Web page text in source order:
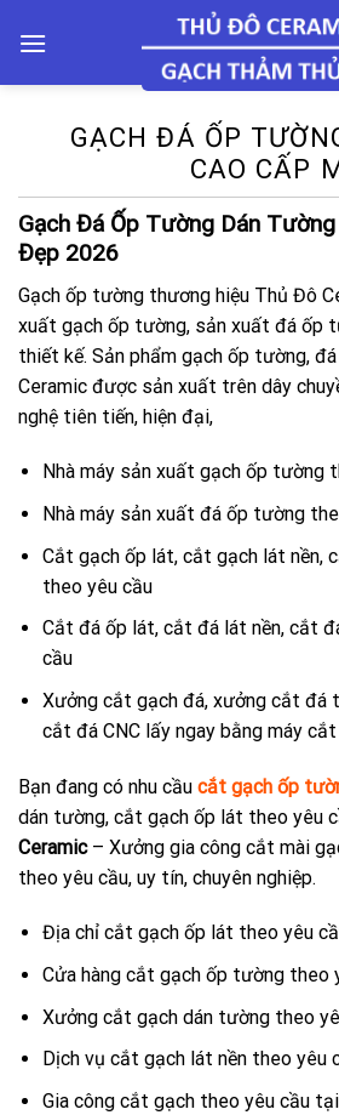
GẠCH ĐÁ ỐP
CAO CẤP
Gạch Đá Ốp Tường Dán
Đẹp 2026
Gạch ốp tường thương hiệu Thủ Đô
xuất gạch ốp tường, sản xuất đá ốp
thiết kế. Sản phẩm gạch ốp tường,
Ceramic được sản xuất trên dây
nghệ tiên tiến, hiện đại,
Nhà máy sản xuất gạch ốp tường
Nhà máy sản xuất đá ốp tường
Cắt gạch ốp lát, cắt gạch lát nền,
theo yêu cầu
Cắt đá ốp lát, cắt đá lát nền, cắt
cầu
Xưởng cắt gạch đá, xưởng cắt đá
cắt đá CNC lấy ngay bằng máy cắt
Bạn đang có nhu cầu cắt gạch ốp
dán tường, cắt gạch ốp lát theo yêu
Ceramic– Xưởng gia công cắt mài
theo yêu cầu, uy tín, chuyên nghiệp.
Địa chỉ cắt gạch ốp lát theo yêu
Cửa hàng cắt gạch ốp tường theo
Xưởng cắt gạch dán tường theo
Dịch vụ cắt gạch lát nền theo yêu
Gia công cắt gạch theo yêu cầu